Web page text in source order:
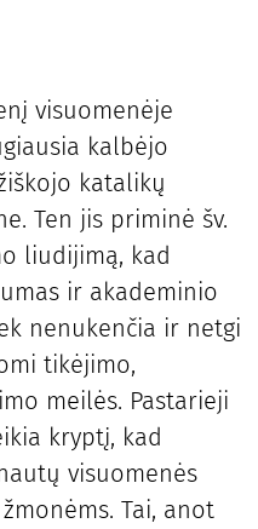
visuomenėje
kalbėjo
katalikų
Ten jis priminė šv.
liudijimą, kad
ir akademinio
nenukenčia ir netgi
tikėjimo,
meilės. Pastarieji
kryptį, kad
visuomenės
Tai, anot